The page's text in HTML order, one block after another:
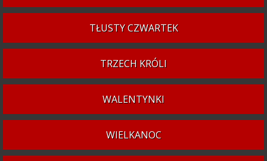
TŁUSTY CZWARTEK
TRZECH KRÓLI
WALENTYNKI
WIELKANOC